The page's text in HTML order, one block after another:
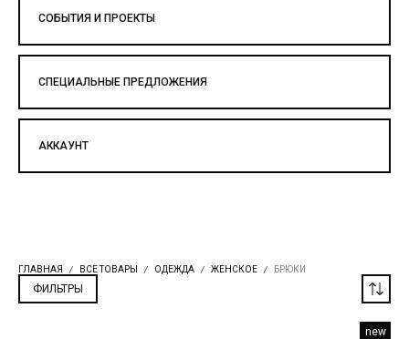
СОБЫТИЯ И ПРОЕКТЫ
СПЕЦИАЛЬНЫЕ ПРЕДЛОЖЕНИЯ
АККАУНТ
ГЛАВНАЯ ВСЕ ТОВАРЫ ОДЕЖДА ЖЕНСКОЕ БРЮКИ
ФИЛЬТРЫ
new